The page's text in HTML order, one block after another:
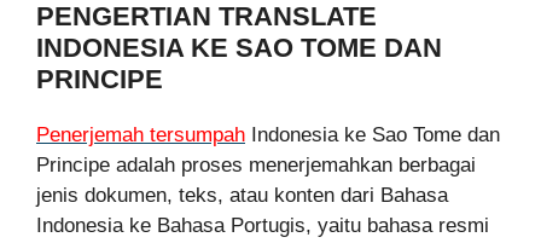
PENGERTIAN TRANSLATE
INDONESIA KE SAO TOME DAN
PRINCIPE
Penerjemah tersumpah Indonesia ke Sao Tome dan
Principe adalah proses menerjemahkan berbagai
jenis dokumen, teks, atau konten dari Bahasa
Indonesia ke Bahasa Portugis, yaitu bahasa resmi